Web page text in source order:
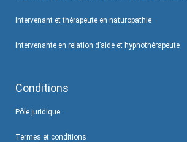
Intervenant et thérapeute en naturopathie
Intervenante en relation d’aide et hypnothérapeute
Conditions
Pôle juridique
Termes et conditions